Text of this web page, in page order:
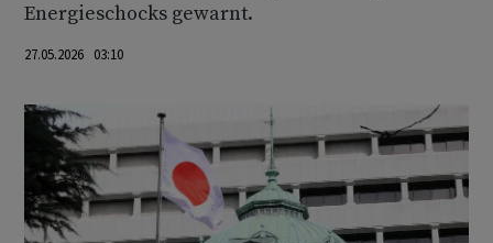
Energieschocks gewarnt.
27.05.2026 03:10